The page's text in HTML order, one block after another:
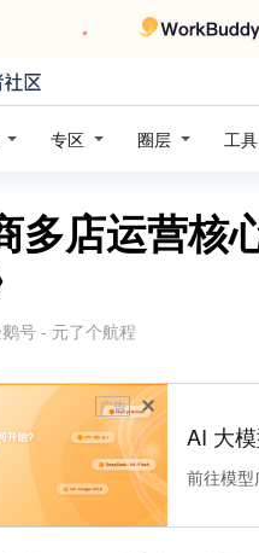
专区 圈层 工具
多店运营
号 - 元了个航程
广告
AI 大
前往模